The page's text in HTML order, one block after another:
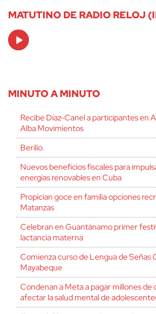
MATUTINO DE RADIO RELOJ
Audio
Player
MINUTO A MINUTO
Recibe Díaz-Canel a participantes en
Alba Movimientos
Berilio.
Nuevos beneficios fiscales para
energías renovables en Cuba
Propician goce en familia opciones
Matanzas
Celebran en Guantánamo primer
lactancia materna
Comienza curso de Lengua de Señas
Mayabeque
Condenan a Meta a pagar millones de
afectar la salud mental de